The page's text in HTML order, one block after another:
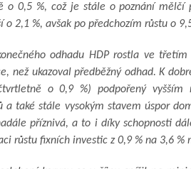
o 0,5 %, což je stále o poznání mělčí
2,1 %, avšak po předchozím růstu o
odhadu HDP rostla ve
než ukazoval předběžný odhad. K
o 0,9 %) podpořený
a také stále vysokým stavem úspor
příznivá, a to i díky schopnosti
růstu fixních investic z 0,9 % na 3,6 %